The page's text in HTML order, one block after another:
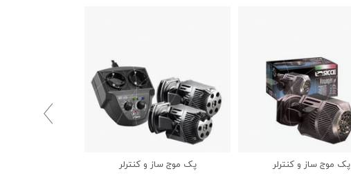
پک موج ساز و کنترلر پک موج ساز و کنترلر
